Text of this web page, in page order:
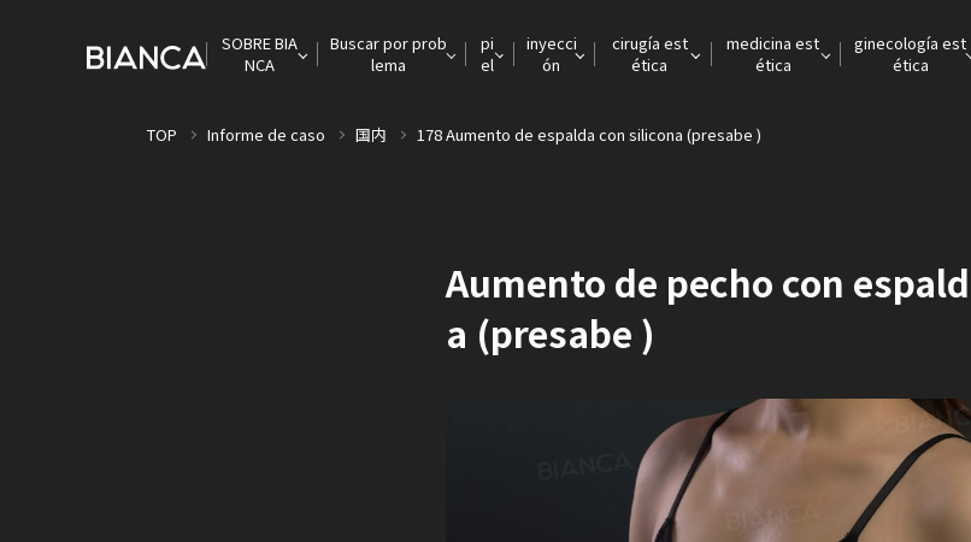
SOBRE BIA
NCA
Buscar por prob
lema
pi
el
inyecci
ón
cirugía est
ética
medicina est
ética
ginecología est
ética
TOP Informe de caso 国内 178 Aumento de espalda con silicona (presabe )
Aumento de pecho con
a (presabe )